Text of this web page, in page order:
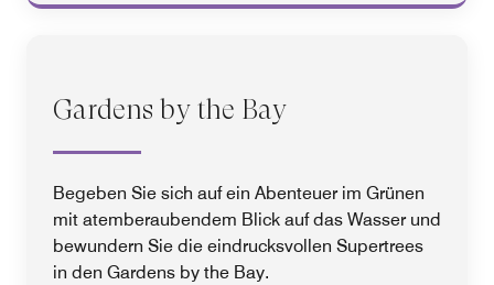
Gardens by the Bay
Begeben Sie sich auf ein Abenteuer im Grünen
mit atemberaubendem Blick auf das Wasser und
bewundern Sie die eindrucksvollen Supertrees
in den Gardens by the Bay.